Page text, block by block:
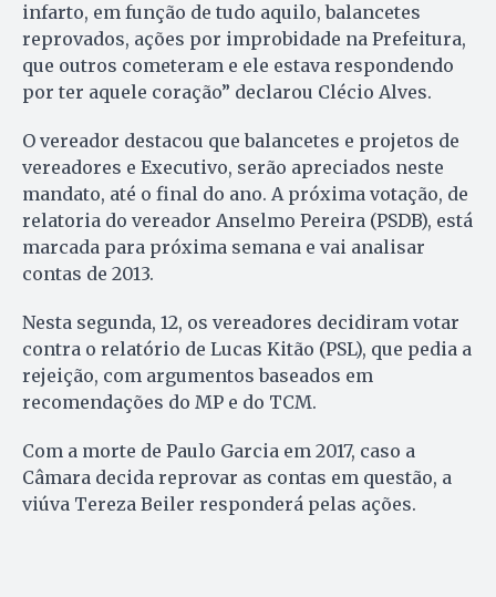
infarto, em função de tudo aquilo, balancetes
reprovados, ações por improbidade na Prefeitura,
que outros cometeram e ele estava respondendo
por ter aquele coração” declarou Clécio Alves.
O vereador destacou que balancetes e projetos de
vereadores e Executivo, serão apreciados neste
mandato, até o final do ano. A próxima votação, de
relatoria do vereador Anselmo Pereira (PSDB), está
marcada para próxima semana e vai analisar
contas de 2013.
Nesta segunda, 12, os vereadores decidiram votar
contra o relatório de Lucas Kitão (PSL), que pedia a
rejeição, com argumentos baseados em
recomendações do MP e do TCM.
Com a morte de Paulo Garcia em 2017, caso a
Câmara decida reprovar as contas em questão, a
viúva Tereza Beiler responderá pelas ações.